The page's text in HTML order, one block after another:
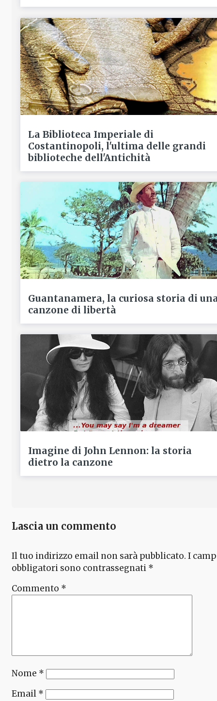
La Biblioteca Imperiale di
Costantinopoli, l'ultima delle grandi
biblioteche dell'Antichità
Guantanamera, la curiosa storia di
canzone di libertà
Imagine di John Lennon: la storia
dietro la canzone
Lascia un commento
Il tuo indirizzo email non sarà pubblicato. I
obbligatori sono contrassegnati *
Commento *
Nome *
Email *